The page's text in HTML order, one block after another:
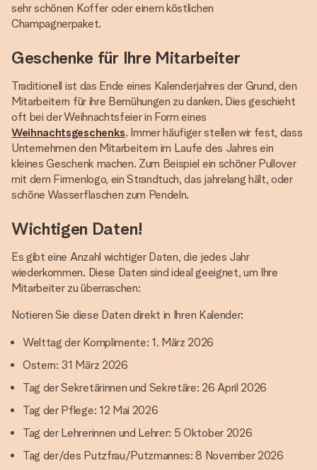
sehr schönen Koffer oder einem köstlichen
Champagnerpaket.
Geschenke für Ihre Mitarbeiter
Traditionell ist das Ende eines Kalenderjahres der Grund, den
Mitarbeitern für ihre Bemühungen zu danken. Dies geschieht
oft bei der Weihnachtsfeier in Form eines
Weihnachtsgeschenks. Immer häufiger stellen wir fest, dass
Unternehmen den Mitarbeitern im Laufe des Jahres ein
kleines Geschenk machen. Zum Beispiel ein schöner Pullover
mit dem Firmenlogo, ein Strandtuch, das jahrelang hält, oder
schöne Wasserflaschen zum Pendeln.
Wichtigen Daten!
Es gibt eine Anzahl wichtiger Daten, die jedes Jahr
wiederkommen. Diese Daten sind ideal geeignet, um Ihre
Mitarbeiter zu überraschen:
Notieren Sie diese Daten direkt in Ihren Kalender:
Welttag der Komplimente: 1. März 2026
Ostern: 31 März 2026
Tag der Sekretärinnen und Sekretäre: 26 April 2026
Tag der Pflege: 12 Mai 2026
Tag der Lehrerinnen und Lehrer: 5 Oktober 2026
Tag der/des Putzfrau/Putzmannes: 8 November 2026